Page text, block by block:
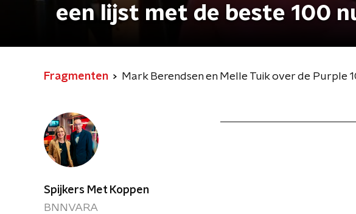
een lijst met de beste 100
Fragmenten Mark Berendsen en Melle Tuik over de Purple
Spijkers Met Koppen
BNNVARA